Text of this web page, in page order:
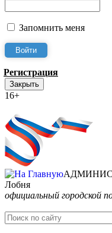
Запомнить меня
Регистрация
Закрыть
16+
Лобня
официальный городской